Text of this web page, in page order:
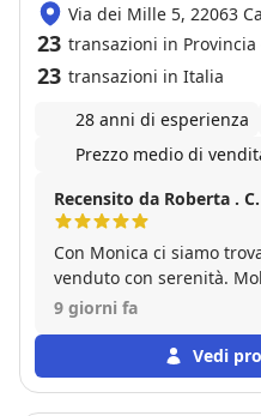
Via dei Mille 5, 22063
23 transazioni in Provincia
23 transazioni in Italia
28 anni di esperienza
Prezzo medio di
Recensito da Roberta .
Con Monica ci siamo
venduto con serenità.
disponibile, attenta a tutta
trovato l'acquirente
promesso. Consiglio
9 giorni fa
Vedi